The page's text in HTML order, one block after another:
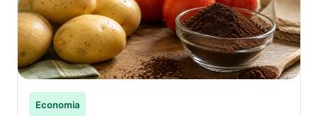
Economia